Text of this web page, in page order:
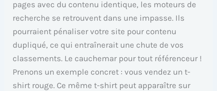
pages avec du contenu identique, les moteurs de
recherche se retrouvent dans une impasse. Ils
pourraient pénaliser votre site pour contenu
dupliqué, ce qui entraînerait une chute de vos
classements. Le cauchemar pour tout référenceur !
Prenons un exemple concret : vous vendez un t-
shirt rouge. Ce même t-shirt peut apparaître sur